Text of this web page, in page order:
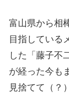
富山県から相
目指している
した「藤子不
が経った今も
見捨てて（？